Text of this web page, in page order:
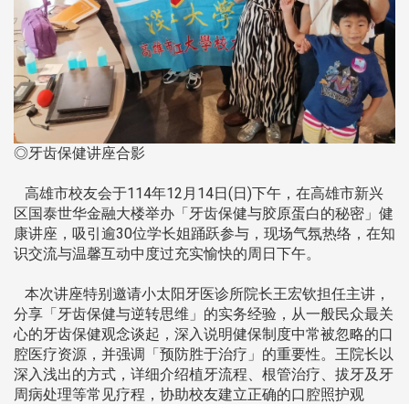
◎牙齿保健讲座合影
高雄市校友会于114年12月14日(日)下午，在高雄市新兴
区国泰世华金融大楼举办「牙齿保健与胶原蛋白的秘密」健
康讲座，吸引逾30位学长姐踊跃参与，现场气氛热络，在知
识交流与温馨互动中度过充实愉快的周日下午。
本次讲座特别邀请小太阳牙医诊所院长王宏钦担任主讲，
分享「牙齿保健与逆转思维」的实务经验，从一般民众最关
心的牙齿保健观念谈起，深入说明健保制度中常被忽略的口
腔医疗资源，并强调「预防胜于治疗」的重要性。王院长以
深入浅出的方式，详细介绍植牙流程、根管治疗、拔牙及牙
周病处理等常见疗程，协助校友建立正确的口腔照护观